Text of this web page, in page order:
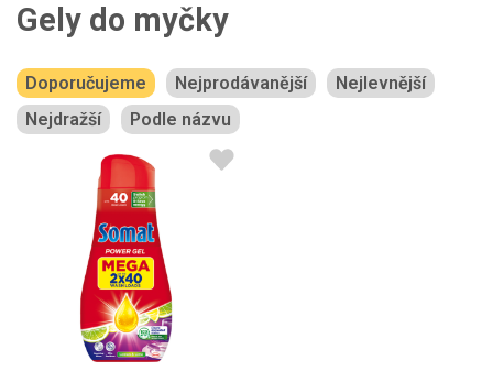
Gely do myčky
Doporučujeme Nejprodávanější
Nejlevnější
Nejdražší
Podle názvu